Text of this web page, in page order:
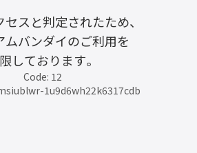
スと判定されたため、
ムバンダイのご利用を
しております。
Code: 12
1u9d6wh22k6317cdb